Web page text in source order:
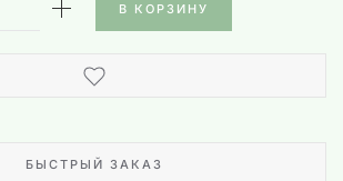
В КОРЗИНУ
БЫСТРЫЙ ЗАКАЗ